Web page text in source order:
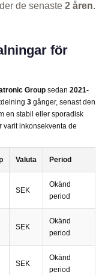
de senaste 2 åren.
för
Group sedan 2021-
3 gånger, senast den
en stabil eller sporadisk
inkonsekventa de
Valuta Period
SEK
Okänd
period
SEK
Okänd
period
SEK
Okänd
period